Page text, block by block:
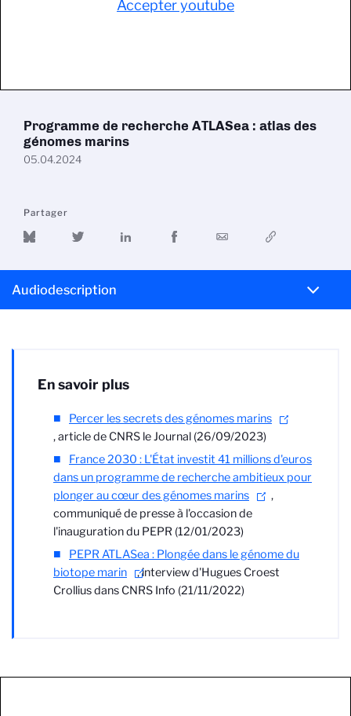
Accepter youtube
Programme de recherche ATLASea : atlas des
génomes marins
05.04.2024
Partager
Audiodescription
En savoir plus
Percer les secrets des génomes marins
, article de CNRS le Journal (26/09/2023)
France 2030 : L'État investit 41 millions d'euros
dans un programme de recherche ambitieux pour
plonger au cœur des génomes marins
,
communiqué de presse à l'occasion de
l'inauguration du PEPR (12/01/2023)
PEPR ATLASea : Plongée dans le génome du
biotope marin
, interview d'Hugues Croest
Crollius dans CNRS Info (21/11/2022)